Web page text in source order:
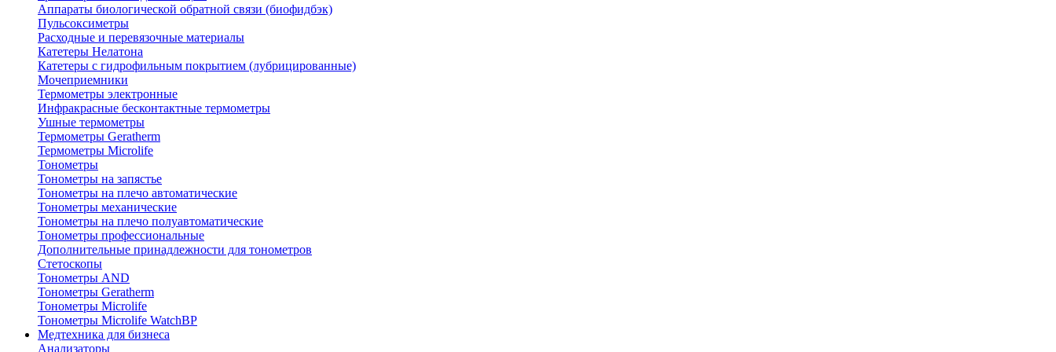
Аппараты биологической обратной связи (биофидбэк)
Пульсоксиметры
Расходные и перевязочные материалы
Катетеры Нелатона
Катетеры с гидрофильным покрытием (лубрицированные)
Мочеприемники
Термометры электронные
Инфракрасные бесконтактные термометры
Ушные термометры
Термометры Geratherm
Термометры Microlife
Тонометры
Тонометры на запястье
Тонометры на плечо автоматические
Тонометры механические
Тонометры на плечо полуавтоматические
Тонометры профессиональные
Дополнительные принадлежности для тонометров
Стетоскопы
Тонометры AND
Тонометры Geratherm
Тонометры Microlife
Тонометры Microlife WatchBP
Медтехника для бизнеса
Анализаторы